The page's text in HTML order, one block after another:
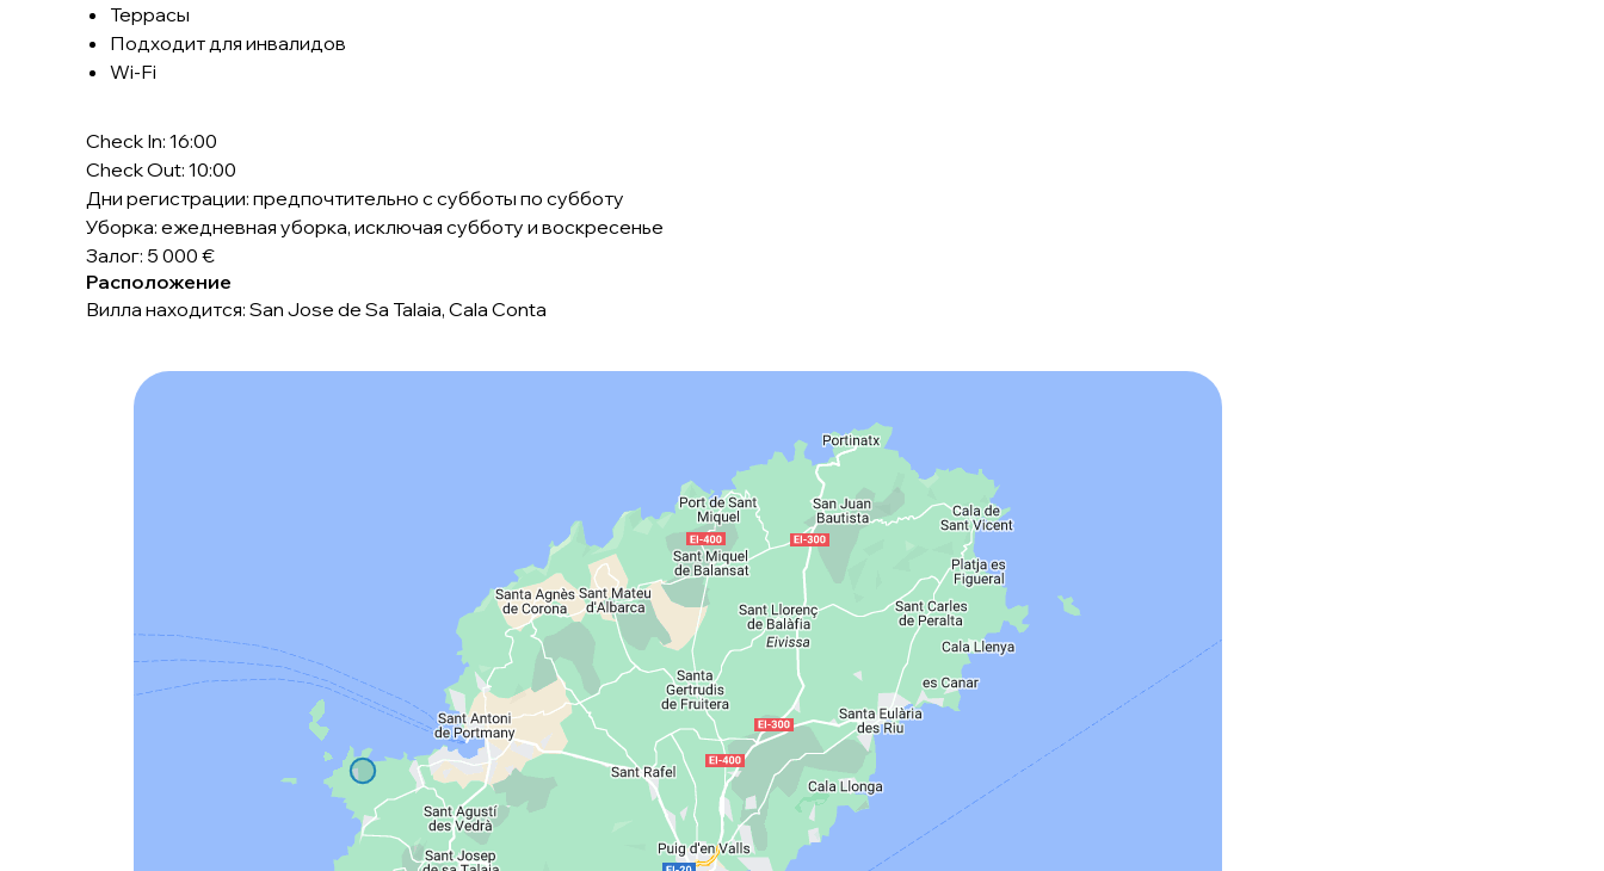
Террасы
Подходит для инвалидов
Wi-Fi
Check In: 16:00
Check Out: 10:00
Дни регистрации: предпочтительно с субботы по субботу
Уборка: ежедневная уборка, исключая субботу и воскресенье
Залог: 5 000 €
Расположение
Вилла находится: San Jose de Sa Talaia, Cala Conta